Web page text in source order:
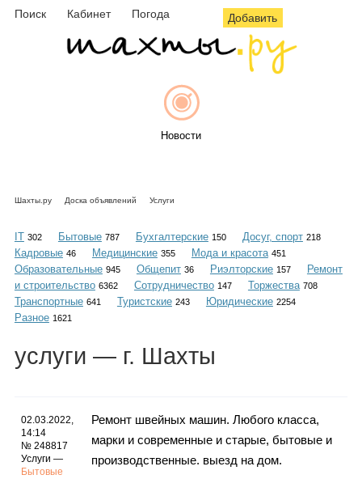
Поиск Кабинет Погода Добавить
Новости
Объявления
Каталог
Инфо
Шахты.ру Доска объявлений Услуги
IT 302 Бытовые 787 Бухгалтерские 150 Досуг, спорт 218
Кадровые 46 Медицинские 355 Мода и красота 451
Образовательные 945 Общепит 36 Риэлторские 157
Ремонт
и строительство 6362 Сотрудничество 147 Торжества 708
Транспортные 641 Туристские 243 Юридические 2254
Разное 1621
услуги — г. Шахты
02.03.2022,
14:14
№ 248817
Услуги —
Бытовые
Ремонт швейных машин. Любого класса,
марки и современные и старые, бытовые и
производственные. выезд на дом.